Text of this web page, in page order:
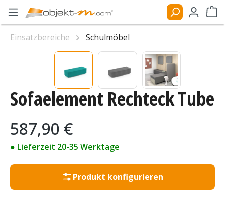
Zum Hauptinhalt springen
Sofaelement Rechteck Tube
Regulärer Preis:
587,90 €
● Lieferzeit 20-35 Werktage
Produkt konfigurieren
Einsatzbereiche
Schulmöbel
Bildergalerie überspringen